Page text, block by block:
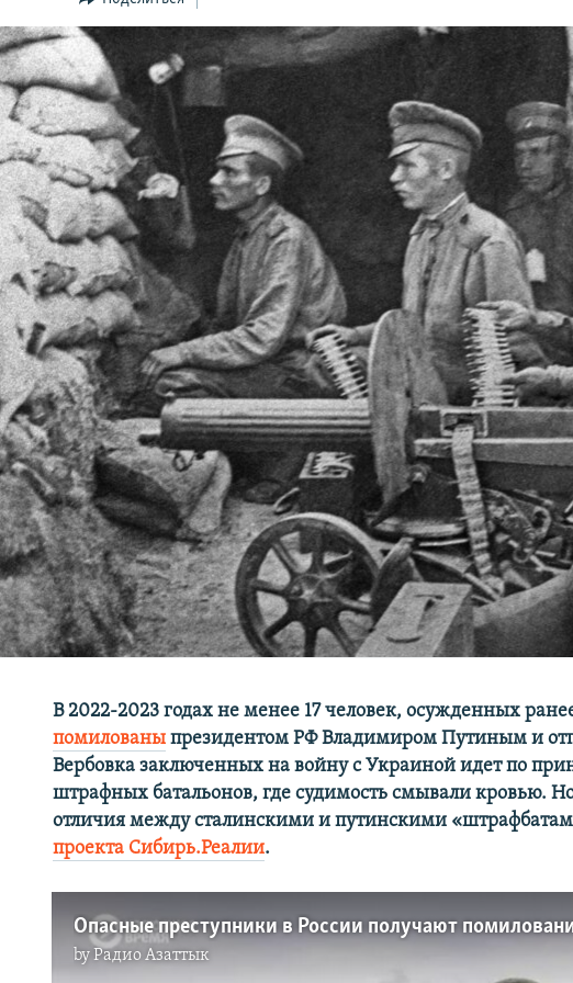
В 2022-2023 годах не менее 17 человек, осужденных
помилованы президентом РФ Владимиром Путиным и
Вербовка заключенных на войну с Украиной идет по
штрафных батальонов, где судимость смывали кровью.
отличия между сталинскими и путинскими
проекта Сибирь.Реалии.
byРадио Азаттык